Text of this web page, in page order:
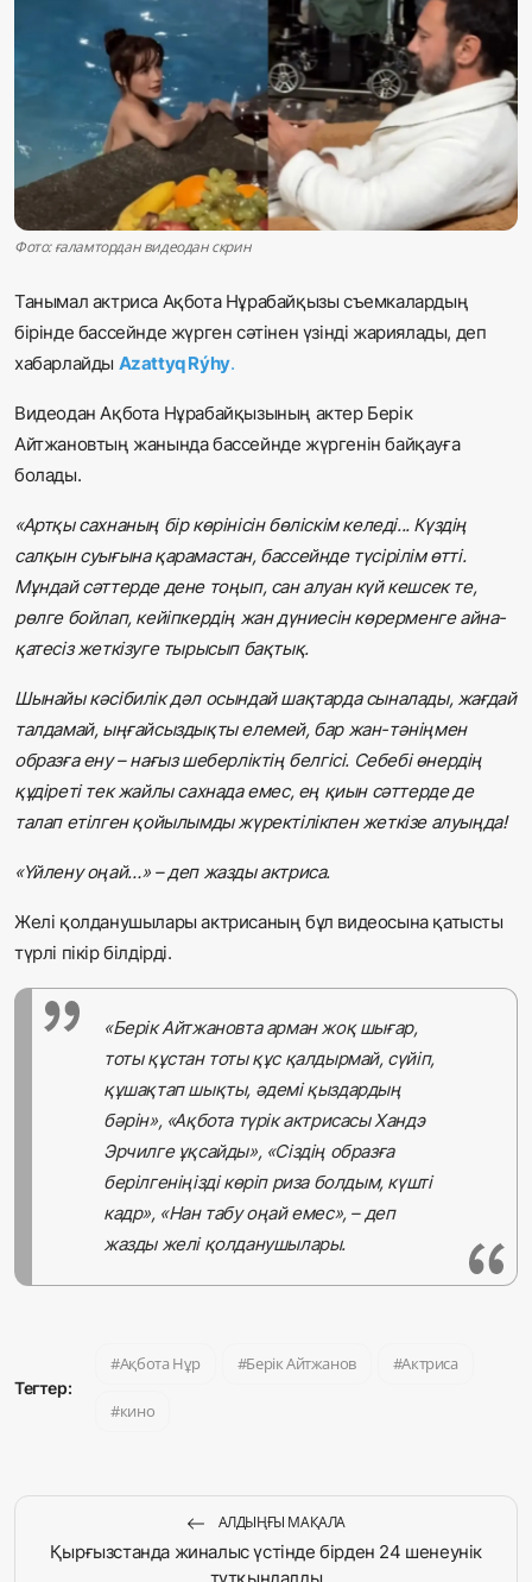
Спорт
Әлем
Журналистік зерттеу
Қазақ тілі
Фото: ғаламтордан видеодан скрин
Танымал актриса Ақбота Нұрабайқызы съемкалардың
бірінде бассейнде жүрген сәтінен үзінді жариялады, деп
хабарлайды Azattyq Rýhy.
Видеодан Ақбота Нұрабайқызының актер Берік
Айтжановтың жанында бассейнде жүргенін байқауға
болады.
«Артқы сахнаның бір көрінісін бөліскім келеді... Күздің
салқын суығына қарамастан, бассейнде түсірілім өтті.
Мұндай сәттерде дене тоңып, сан алуан күй кешсек те,
рөлге бойлап, кейіпкердің жан дүниесін көрерменге айна-
қатесіз жеткізуге тырысып бақтық.
Шынайы кәсібилік дәл осындай шақтарда сыналады, жағдай
талдамай, ыңғайсыздықты елемей, бар жан-тәніңмен
образға ену – нағыз шеберліктің белгісі. Себебі өнердің
құдіреті тек жайлы сахнада емес, ең қиын сәттерде де
талап етілген қойылымды жүректілікпен жеткізе алуыңда!
«Үйлену оңай…» – деп жазды актриса.
Желі қолданушылары актрисаның бұл видеосына қатысты
түрлі пікір білдірді.
«Берік Айтжановта арман жоқ шығар,
тоты құстан тоты құс қалдырмай, сүйіп,
құшақтап шықты, әдемі қыздардың
бәрін», «Ақбота түрік актрисасы Хандэ
Эрчилге ұқсайды», «Сіздің образға
берілгеніңізді көріп риза болдым, күшті
кадр», «Нан табу оңай емес», – деп
жазды желі қолданушылары.
Тегтер:
Ақбота Нұр Берік Айтжанов Актриса
кино
АЛДЫҢҒЫ МАҚАЛА
Қырғызстанда жиналыс үстінде бірден 24 шенеунік
тұтқындалды